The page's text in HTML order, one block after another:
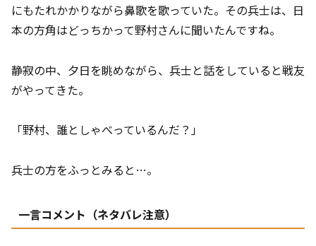
にもたれかかりながら鼻歌を歌っていた。その兵士は、日
本の方角はどっちかって野村さんに聞いたんですね。
静寂の中、夕日を眺めながら、兵士と話をしていると戦友
がやってきた。
「野村、誰としゃべっているんだ？」
兵士の方をふっとみると…。
一言コメント（ネタバレ注意）